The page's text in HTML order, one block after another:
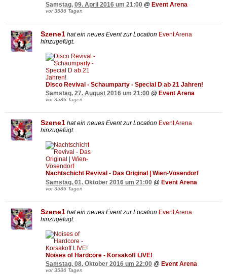
Samstag, 09. April 2016 um 21:00 @ Event Arena
vor 3586 Tagen
Szene1 hat ein neues Event zur Location Event Arena
hinzugefügt.
Disco Revival - Schaumparty - Special D ab 21 Jahren!
Samstag, 27. August 2016 um 21:00 @ Event Arena
vor 3586 Tagen
Szene1 hat ein neues Event zur Location Event Arena
hinzugefügt.
Nachtschicht Revival - Das Original | Wien-Vösendorf
Samstag, 01. Oktober 2016 um 21:00 @ Event Arena
vor 3586 Tagen
Szene1 hat ein neues Event zur Location Event Arena
hinzugefügt.
Noises of Hardcore - Korsakoff LIVE!
Samstag, 08. Oktober 2016 um 22:00 @ Event Arena
vor 3586 Tagen